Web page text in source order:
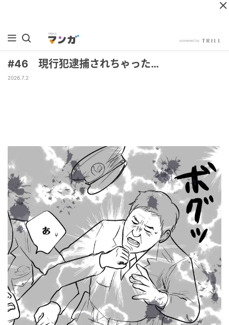
#46 現行犯逮捕されちゃった…
2026.7.2